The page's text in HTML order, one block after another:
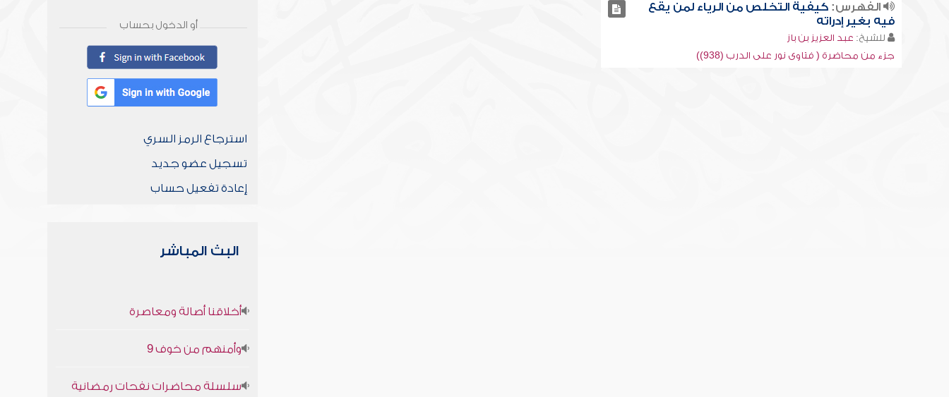
الفهرس:كيفية التخلص من الرياء لمن يقع
فيه بغير إدراته
للشيخ: عبد العزيز بن باز
جزء من محاضرة ( فتاوى نور على الدرب (938))
أو الدخول بحساب
استرجاع الرمز السري
تسجيل عضو جديد
إعادة تفعيل حساب
البث المباشر
أخلاقنا أصالة ومعاصرة
وأمنهم من خوف 9
سلسلة محاضرات نفحات رمضانية